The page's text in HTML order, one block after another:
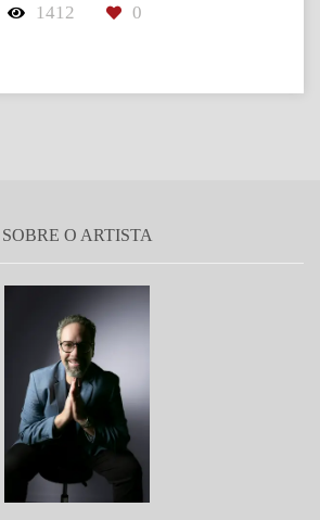
1412 0
SOBRE O ARTISTA